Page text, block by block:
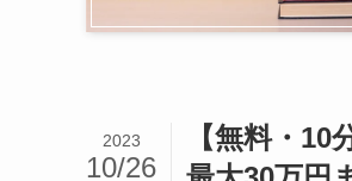
【無料・
2023
10/26